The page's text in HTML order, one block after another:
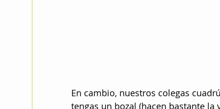
En cambio, nuestros colegas
tengas un bozal (hacen bastante la